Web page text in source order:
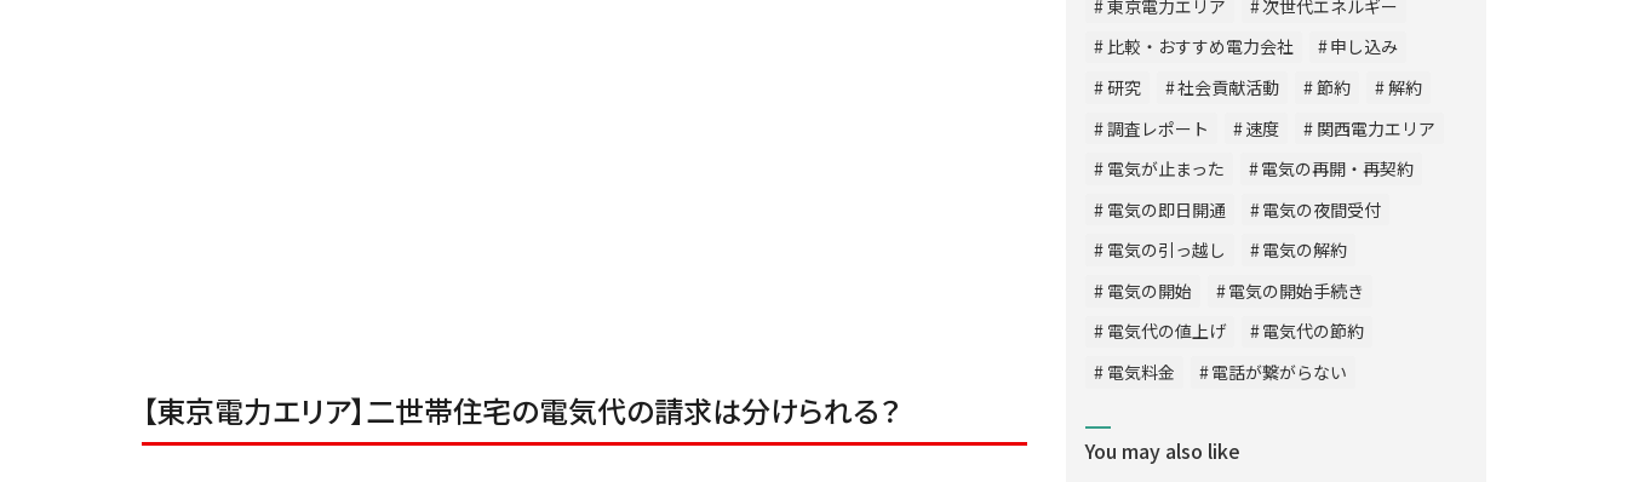
【東京電力エリア】二世帯住宅の電気代の請求は分けられる？
東京電力エリア
次世代エネルギー
比較・おすすめ電力会社
申し込み
研究
社会貢献活動 節約
解約
調査レポート
速度
関西電力エリア
電気が止まった
電気の再開・再契約
電気の即日開通
電気の夜間受付
電気の引っ越し
電気の解約
電気の開始
電気の開始手続き
電気代の値上げ
電気代の節約
電気料金
電話が繋がらない
You may also like